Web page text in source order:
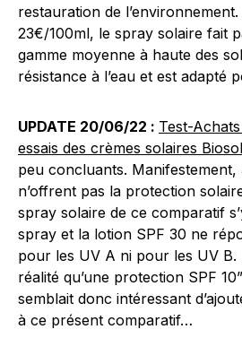
restauration de
23€/100ml, le spray solaire fait
gamme moyenne à haute des
résistance à l’eau et est adapté
UPDATE 20/06/22 : Test-
essais des crèmes solaires
peu concluants. Manifestement,
n’offrent pas la protection
spray solaire de ce comparatif
spray et la lotion SPF 30 ne
pour les UV A ni pour les UV B.
réalité qu’une protection SPF
semblait donc intéressant
à ce présent comparatif…